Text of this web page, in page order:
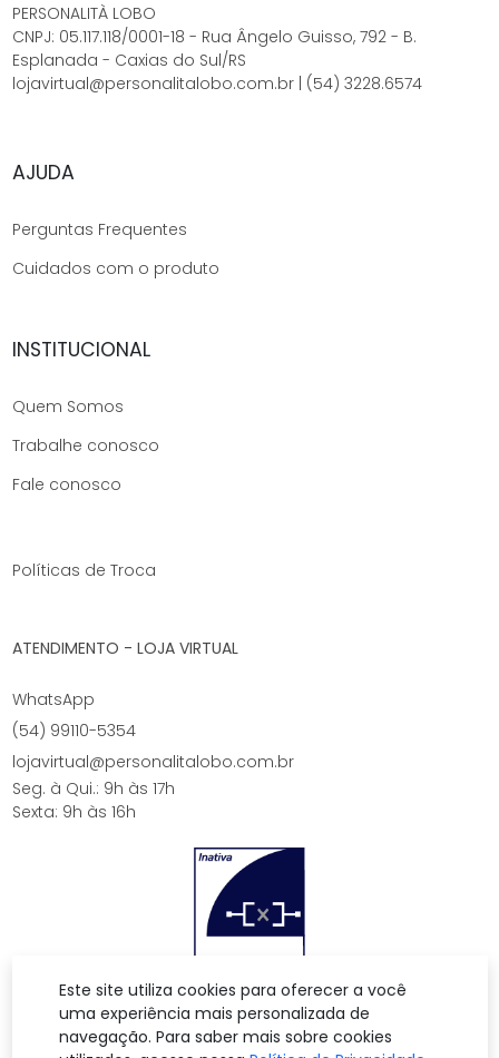
PERSONALITÀ LOBO
CNPJ: 05.117.118/0001-18 - Rua Ângelo Guisso, 792 - B.
Esplanada - Caxias do Sul/RS
lojavirtual@personalitalobo.com.br | (54) 3228.6574
AJUDA
Perguntas Frequentes
Cuidados com o produto
INSTITUCIONAL
Quem Somos
Trabalhe conosco
Fale conosco
Políticas de Troca
ATENDIMENTO - LOJA VIRTUAL
WhatsApp
(54) 99110-5354
lojavirtual@personalitalobo.com.br
Seg. à Qui.: 9h às 17h
Sexta: 9h às 16h
Este site utiliza cookies para oferecer a você
uma experiência mais personalizada de
navegação. Para saber mais sobre cookies